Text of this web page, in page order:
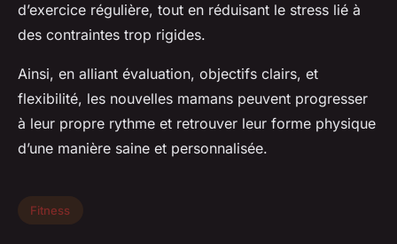
d’exercice régulière, tout en réduisant le stress lié à
des contraintes trop rigides.
Ainsi, en alliant évaluation, objectifs clairs, et
flexibilité, les nouvelles mamans peuvent progresser
à leur propre rythme et retrouver leur forme physique
d’une manière saine et personnalisée.
Fitness